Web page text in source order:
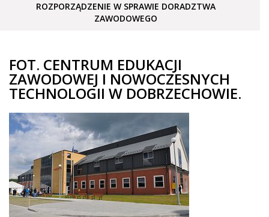
ROZPORZĄDZENIE W SPRAWIE DORADZTWA
ZAWODOWEGO
FOT. CENTRUM EDUKACJI
ZAWODOWEJ I NOWOCZESNYCH
TECHNOLOGII W DOBRZECHOWIE.